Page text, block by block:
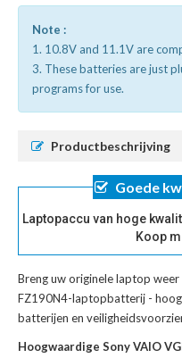
Note :
1. 10.8V and 11.1V are
3. These batteries are just
programs for use.
Productbeschrijving
Goede
Laptopaccu van hoge
Koop
Breng uw originele laptop
FZ190N4-laptopbatterij -
batterijen en
Hoogwaardige Sony VAIO